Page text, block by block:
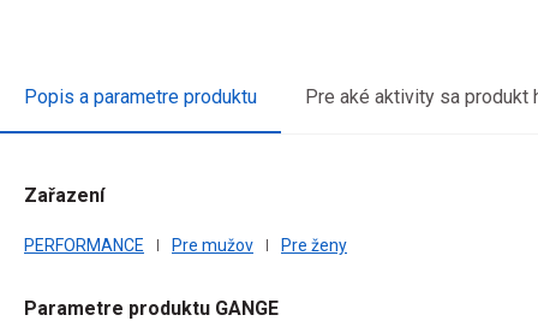
Popis a parametre produktu Pre aké aktivity sa produkt
Zařazení
PERFORMANCE Pre mužov Pre ženy
Parametre produktu GANGE